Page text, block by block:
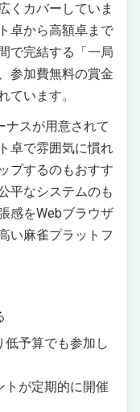
くカバーしていま
卓から高額卓まで
で完結する「一局
参加費無料の賞金
ています。
ナスが用意されて
卓で雰囲気に慣れ
プするのもおすす
平なシステムのも
感をWebブラウザ
い麻雀プラットフ
予算でも参加し
トが定期的に開催